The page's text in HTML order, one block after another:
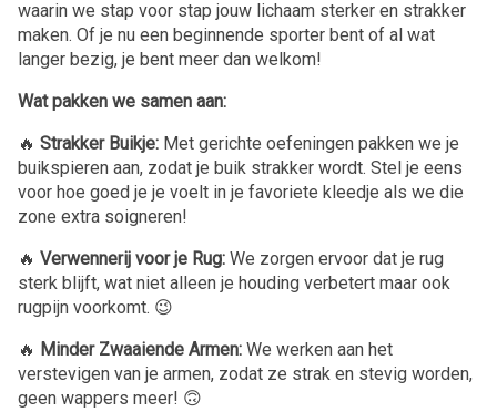
waarin we stap voor stap jouw lichaam sterker en strakker
maken. Of je nu een beginnende sporter bent of al wat
langer bezig, je bent meer dan welkom!
Wat pakken we samen aan:
🔥 Strakker Buikje: Met gerichte oefeningen pakken we je
buikspieren aan, zodat je buik strakker wordt. Stel je eens
voor hoe goed je je voelt in je favoriete kleedje als we die
zone extra soigneren!
🔥 Verwennerij voor je Rug: We zorgen ervoor dat je rug
sterk blijft, wat niet alleen je houding verbetert maar ook
rugpijn voorkomt. 😉
🔥 Minder Zwaaiende Armen: We werken aan het
verstevigen van je armen, zodat ze strak en stevig worden,
geen wappers meer! 🙃